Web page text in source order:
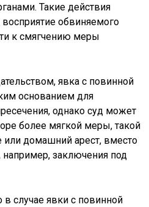
Такие действия
обвиняемого
к смягчению меры
явка с повинной
основанием для
однако суд может
более мягкой меры, такой
или домашний арест, вместо
например, заключения под
в случае явки с повинной